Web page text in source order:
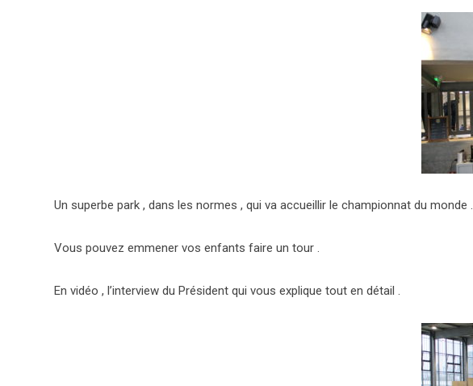
Un superbe park , dans les normes , qui va accueillir le championnat du monde .
Vous pouvez emmener vos enfants faire un tour .
En vidéo , l’interview du Président qui vous explique tout en détail .